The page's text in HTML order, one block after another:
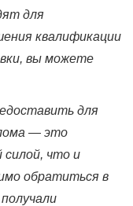
для
квалификации
вы можете
для
— это
силой, что и
обратиться в